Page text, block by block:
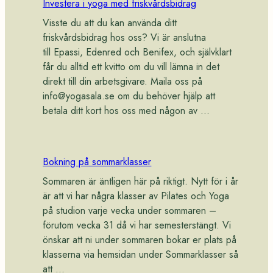
Investera i yoga med friskvårdsbidrag
Visste du att du kan använda ditt
friskvårdsbidrag hos oss? Vi är anslutna
till Epassi, Edenred och Benifex, och självklart
får du alltid ett kvitto om du vill lämna in det
direkt till din arbetsgivare. Maila oss på
info@yogasala.se om du behöver hjälp att
betala ditt kort hos oss med någon av …
Bokning på sommarklasser
Sommaren är äntligen här på riktigt. Nytt för i år
är att vi har några klasser av Pilates och Yoga
på studion varje vecka under sommaren –
förutom vecka 31 då vi har semesterstängt. Vi
önskar att ni under sommaren bokar er plats på
klasserna via hemsidan under Sommarklasser så
att …